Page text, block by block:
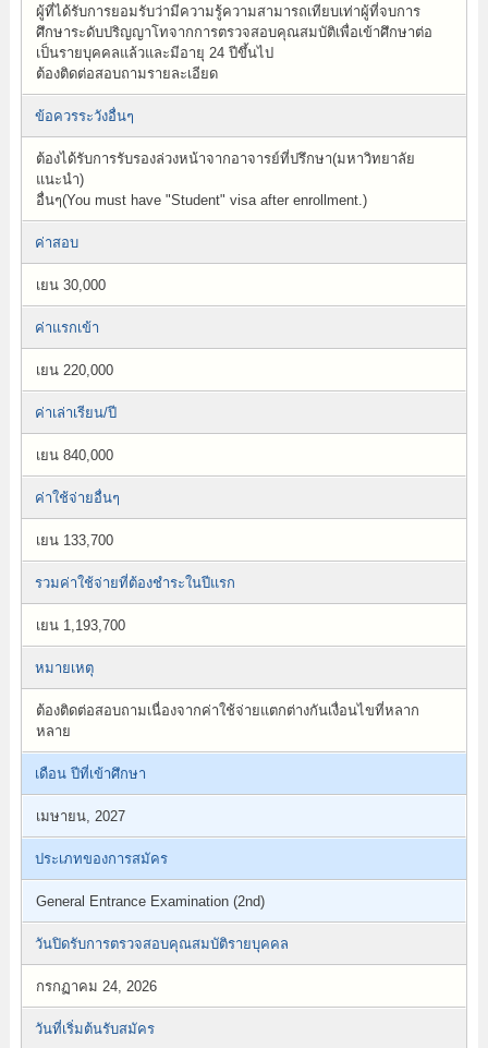
ผู้ที่ได้รับการยอมรับว่ามีความรู้ความสามารถเทียบเท่าผู้ที่จบการ
ศึกษาระดับปริญญาโทจากการตรวจสอบคุณสมบัติเพื่อเข้าศึกษาต่อ
เป็นรายบุคคลแล้วและมีอายุ 24 ปีขึ้นไป
ต้องติดต่อสอบถามรายละเอียด
ข้อควรระวังอื่นๆ
ต้องได้รับการรับรองล่วงหน้าจากอาจารย์ที่ปรึกษา(มหาวิทยาลัย
แนะนำ)
อื่นๆ(You must have "Student" visa after enrollment.)
ค่าสอบ
เยน 30,000
ค่าแรกเข้า
เยน 220,000
ค่าเล่าเรียน/ปี
เยน 840,000
ค่าใช้จ่ายอื่นๆ
เยน 133,700
รวมค่าใช้จ่ายที่ต้องชำระในปีแรก
เยน 1,193,700
หมายเหตุ
ต้องติดต่อสอบถามเนื่องจากค่าใช้จ่ายแตกต่างกันเงื่อนไขที่หลาก
หลาย
เดือน ปีที่เข้าศึกษา
เมษายน, 2027
ประเภทของการสมัคร
General Entrance Examination (2nd)
วันปิดรับการตรวจสอบคุณสมบัติรายบุคคล
กรกฏาคม 24, 2026
วันที่เริ่มต้นรับสมัคร